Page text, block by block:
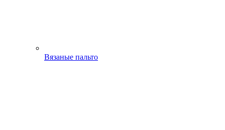
Вязаные пальто